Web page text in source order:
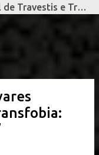
FONATRANS - Fórum Nacional de Travestis e Transexuais Negras e Negros